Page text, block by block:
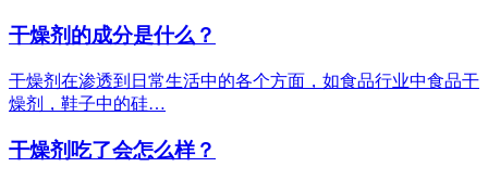
干燥剂的成分是什么？
干燥剂在渗透到日常生活中的各个方面，如食品行业中食品干
燥剂，鞋子中的硅…
干燥剂吃了会怎么样？